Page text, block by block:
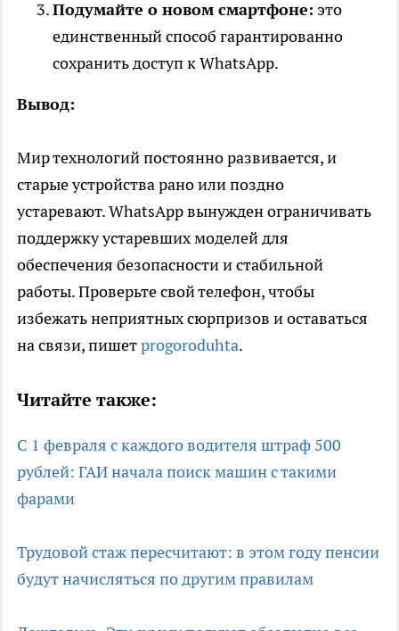
Подумайте о новом смартфоне: это
единственный способ гарантированно
сохранить доступ к WhatsApp.
Вывод:
Мир технологий постоянно развивается, и
старые устройства рано или поздно
устаревают. WhatsApp вынужден ограничивать
поддержку устаревших моделей для
обеспечения безопасности и стабильной
работы. Проверьте свой телефон, чтобы
избежать неприятных сюрпризов и оставаться
на связи, пишетprogoroduhta.
Читайте также:
С 1 февраля с каждого водителя штраф 500
рублей: ГАИ начала поиск машин с такими
фарами
Трудовой стаж пересчитают: в этом году пенсии
будут начисляться по другим правилам